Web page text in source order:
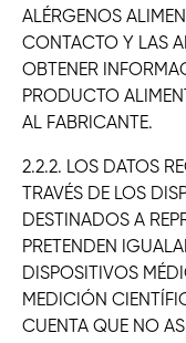
ALÉRGENOS
CONTACTO Y LAS
OBTENER
PRODUCTO
AL FABRICANTE.
2.2.2. LOS DATOS
TRAVÉS DE LOS
DESTINADOS A
PRETENDEN
DISPOSITIVOS
MEDICIÓN
CUENTA QUE NO